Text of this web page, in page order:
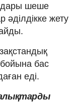
шеше
жету
бас
еді.